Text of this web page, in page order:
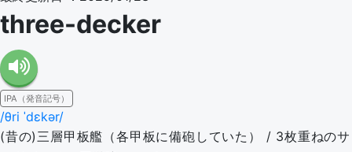
three-decker
IPA（発音記号）
/θri ˈdɛkər/
(昔の)三層甲板艦（各甲板に備砲していた） / 3枚重ねのサ